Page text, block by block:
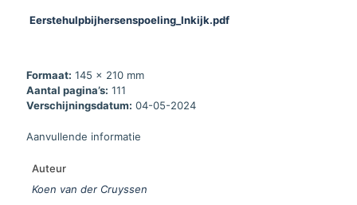
Eerstehulpbijhersenspoeling_Inkijk.pdf
Formaat: 145 x 210 mm
Aantal pagina’s: 111
Verschijningsdatum: 04-05-2024
Aanvullende informatie
Auteur
Koen van der Cruyssen